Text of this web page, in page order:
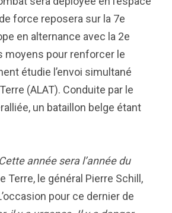
force reposera sur la 7e
en alternance avec la 2e
moyens pour renforcer le
étudie l’envoi simultané
(ALAT). Conduite par le
un bataillon belge étant
Cette année sera l’année du
Terre, le général Pierre Schill,
pour ce dernier de